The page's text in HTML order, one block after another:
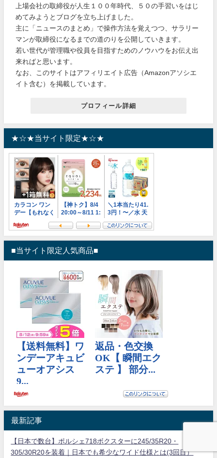
上場会社の取締役が人生１００年時代、５０の手習いをはじ
めてみようとブログを立ち上げました。
主に「ニュースのまとめ」で操作方法を覚えつつ、サラリー
マンが取締役になるまでの道のりを公開していきます。
若い世代が管理職や役員を目指すためのノウハウをお伝え出
来ればと思います。
なお、このサイトはアフィリエイト広告（Amazonアソシエ
イト含む）を掲載しています。
プロフィール詳細
★☆★当サイト限定★☆★
■当サイト限定人気商品■
最新記事
【日本で数台】ポルシェ718ボクスターに245/35R20・
305/30R20を装着｜日本でも希少なワイド仕様とは(3回目）